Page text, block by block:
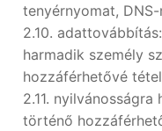
tenyérnyomat,
2.10.
harmadik személy
hozzáférhetővé
2.11.
történő